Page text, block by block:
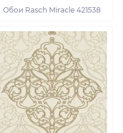
Обои Rasch Miracle 421538